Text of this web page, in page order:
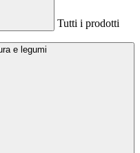
Tutti i prodotti
e legumi